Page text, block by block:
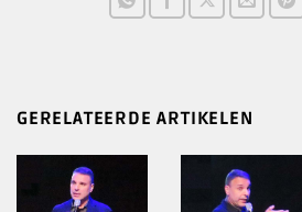
GERELATEERDE ARTIKELEN